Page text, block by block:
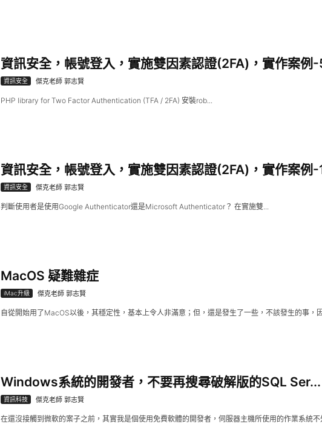
資訊安全，帳號登入，實施雙因素認證(2FA)，實作案例
資訊安全 傑克老師 郭志賢
PHP library for Two Factor Authentication (TFA / 2FA) 安裝rob...
資訊安全，帳號登入，實施雙因素認證(2FA)，實作案例-
資訊安全 傑克老師 郭志賢
判斷使用者是使用Google Authenticator還是Microsoft Authenticator？ 在實施雙...
MacOS 疑難雜症
iMac升級 傑克老師 郭志賢
自從開始用了MacOS以後，其穩定性，基本上令人非滿意；但，還是發生了一些，不該發生的事，
Windows系統的開發者，不要再搜尋破解版的SQL Ser...
資訊科技 傑克老師 郭志賢
在還沒接觸到微軟的案子之前，其實我是個使用免費軟體的開發者，伺服器主機所使用的作業系統不